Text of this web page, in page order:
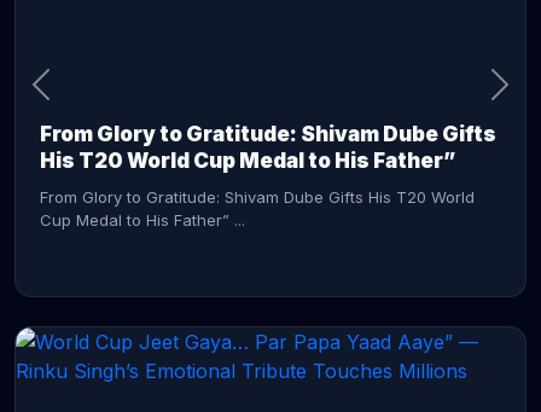
From Glory to Gratitude: Shivam Dube Gifts
His T20 World Cup Medal to His Father”
From Glory to Gratitude: Shivam Dube Gifts His T20 World
Cup Medal to His Father” ...